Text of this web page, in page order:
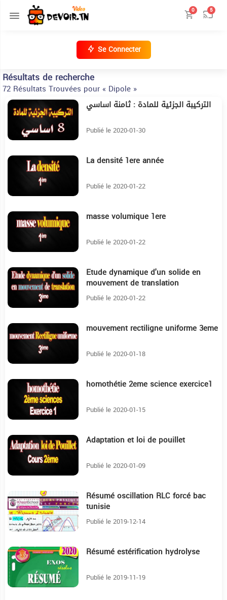
0 5
Se Connecter
Résultats de recherche
72 Résultats Trouvées pour « Dipole »
6:31 التركيبة الجزئية للمادة : ثامنة اساسي
Publié le 2020-01-30
La densité 1ere année
Publié le 2020-01-22
7:30 masse volumique 1ere
Publié le 2020-01-22
31:34 Etude dynamique d'un solide en
mouvement de translation
Publié le 2020-01-22
mouvement rectiligne uniforme 3eme
Publié le 2020-01-18
homothétie 2eme science exercice1
Publié le 2020-01-15
20:25 Adaptation et loi de pouillet
Publié le 2020-01-09
19:9 Résumé oscillation RLC forcé bac
tunisie
Publié le 2019-12-14
11:24 Résumé estérification hydrolyse
Publié le 2019-11-19